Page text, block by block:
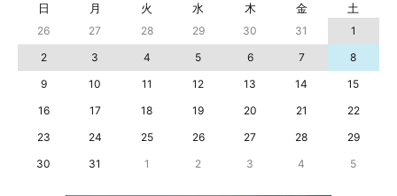
日 月 火 水 木 金 土
26 27 28 29 30 31
1
2
3 4 5 6 7
8
9
10 11 12 13 14
15
16
17 18 19 20 21
22
23
24 25 26 27 28
29
30
31 1 2 3 4 5